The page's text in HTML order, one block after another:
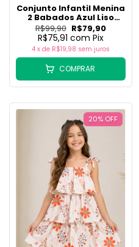
Conjunto Infantil Menina
2 Babados Azul Liso
(Short + Batinha)
R$99,90 R$79,90
R$75,91 com Pix
4 x de R$19,98 sem juros
COMPRAR
20% OFF